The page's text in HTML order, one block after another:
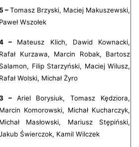
5 –Tomasz Brzyski, Maciej Makuszewski,
Paweł Wszołek
– Mateusz Klich, Dawid Kownacki,
Rafał Kurzawa, Marcin Robak, Bartosz
Salamon, Filip Starzyński, Maciej Wilusz,
Rafał Wolski, Michał Żyro
– Ariel Borysiuk, Tomasz Kędziora,
Marcin Komorowski, Michał Kucharczyk,
Michał Masłowski, Mariusz Stępiński,
Świerczok, Kamil Wilczek